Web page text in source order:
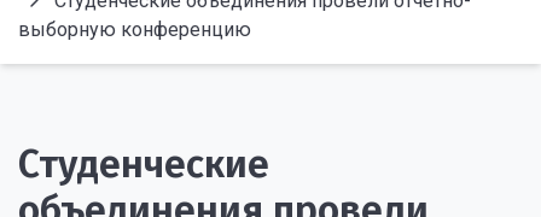
выборную конференцию
Студенческие